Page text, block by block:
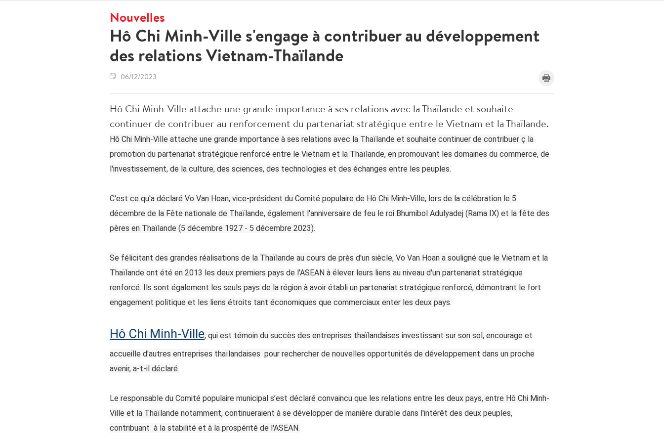
Nouvelles
Hô Chi Minh-Ville s'engage à contribuer au développement
des relations Vietnam-Thaïlande
06/12/2023
Hô Chi Minh-Ville attache une grande importance à ses relations avec la Thaïlande et souhaite
continuer de contribuer au renforcement du partenariat stratégique entre le Vietnam et la Thaïlande.
Hô Chi Minh-Ville attache une grande importance à ses relations avec la Thaïlande et souhaite continuer de contribuer ç la
promotion du partenariat stratégique renforcé entre le Vietnam et la Thaïlande, en promouvant les domaines du commerce, de
l'investissement, de la culture, des sciences, des technologies et des échanges entre les peuples.
C'est ce qu'a déclaré Vo Van Hoan, vice-président du Comité populaire de Hô Chi Minh-Ville, lors de la célébration le 5
décembre de la Fête nationale de Thaïlande, également l'anniversaire de feu le roi Bhumibol Adulyadej (Rama IX) et la fête des
pères en Thaïlande (5 décembre 1927 - 5 décembre 2023).
Se félicitant des grandes réalisations de la Thaïlande au cours de près d'un siècle, Vo Van Hoan a souligné que le Vietnam et la
Thaïlande ont été en 2013 les deux premiers pays de l'ASEAN à élever leurs liens au niveau d'un partenariat stratégique
renforcé. Ils sont également les seuls pays de la région à avoir établi un partenariat stratégique renforcé, démontrant le fort
engagement politique et les liens étroits tant économiques que commerciaux enter les deux pays.
Hô Chi Minh-Ville, qui est témoin du succès des entreprises thaïlandaises investissant sur son sol, encourage et
accueille d'autres entreprises thaïlandaises pour rechercher de nouvelles opportunités de développement dans un proche
avenir, a-t-il déclaré.
Le responsable du Comité populaire municipal s’est déclaré convaincu que les relations entre les deux pays, entre Hô Chi Minh-
Ville et la Thaïlande notamment, continueraient à se développer de manière durable dans l'intérêt des deux peuples,
contribuant à la stabilité et à la prospérité de l'ASEAN.